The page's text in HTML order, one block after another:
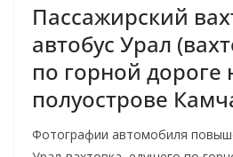
Пассажирский
автобус Урал
по горной дороге
полуострове
Фотографии автомобиля